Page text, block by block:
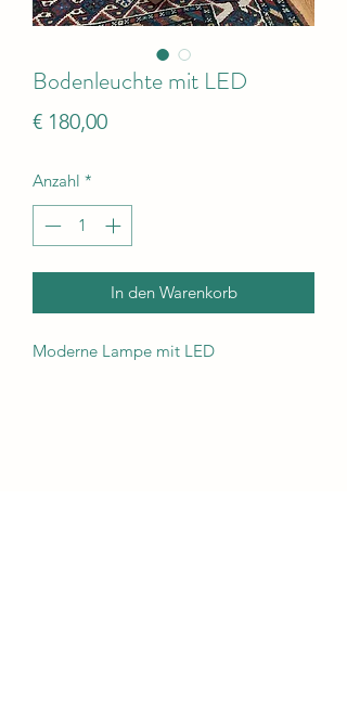
Bodenleuchte mit LED
€ 180,00Preis
Anzahl *
In den Warenkorb
Moderne Lampe mit LED